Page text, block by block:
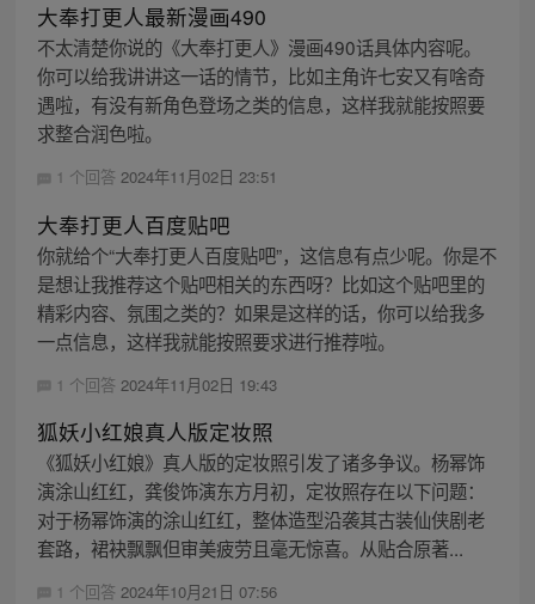
大奉打更人最新漫画490
不太清楚你说的《大奉打更人》漫画490话具体内容呢。
你可以给我讲讲这一话的情节，比如主角许七安又有啥奇
遇啦，有没有新角色登场之类的信息，这样我就能按照要
求整合润色啦。
1 个回答 2024年11月02日 23:51
大奉打更人百度贴吧
你就给个“大奉打更人百度贴吧”，这信息有点少呢。你是不
是想让我推荐这个贴吧相关的东西呀？比如这个贴吧里的
精彩内容、氛围之类的？如果是这样的话，你可以给我多
一点信息，这样我就能按照要求进行推荐啦。
1 个回答 2024年11月02日 19:43
狐妖小红娘真人版定妆照
《狐妖小红娘》真人版的定妆照引发了诸多争议。杨幂饰
演涂山红红，龚俊饰演东方月初，定妆照存在以下问题：
对于杨幂饰演的涂山红红，整体造型沿袭其古装仙侠剧老
套路，裙袂飘飘但审美疲劳且毫无惊喜。从贴合原著...
1 个回答 2024年10月21日 07:56